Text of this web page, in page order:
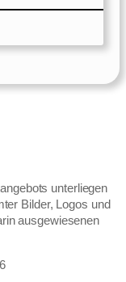
unterliegen
Bilder, Logos und
ausgewiesenen